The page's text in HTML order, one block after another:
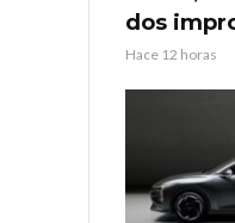
dos
Hace 12 horas